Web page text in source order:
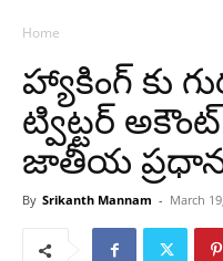
Home
హ్యాకింగ్ కు
ట్విట్టర్
జాతీయ ప్రధాన
By Srikanth Mannam - March